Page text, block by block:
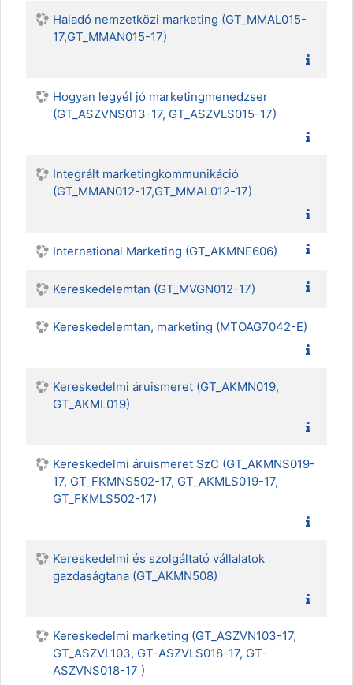
Haladó nemzetközi marketing (GT_MMAL015-
17,GT_MMAN015-17)
Hogyan legyél jó marketingmenedzser
(GT_ASZVNS013-17, GT_ASZVLS015-17)
Integrált marketingkommunikáció
(GT_MMAN012-17,GT_MMAL012-17)
International Marketing (GT_AKMNE606)
Kereskedelemtan (GT_MVGN012-17)
Kereskedelemtan, marketing (MTOAG7042-E)
Kereskedelmi áruismeret (GT_AKMN019,
GT_AKML019)
Kereskedelmi áruismeret SzC (GT_AKMNS019-
17, GT_FKMNS502-17, GT_AKMLS019-17,
GT_FKMLS502-17)
Kereskedelmi és szolgáltató vállalatok
gazdaságtana (GT_AKMN508)
Kereskedelmi marketing (GT_ASZVN103-17,
GT_ASZVL103, GT-ASZVLS018-17, GT-
ASZVNS018-17 )